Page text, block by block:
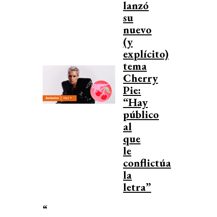
lanzó
su
nuevo
(y
explícito)
tema
Cherry
Pie:
“Hay
público
al
que
le
conflictúa
la
letra”
“